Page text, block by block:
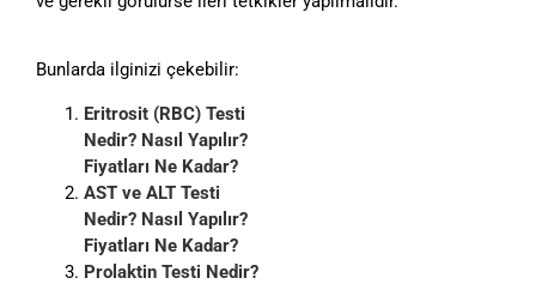
Bunlarda ilginizi çekebilir:
Eritrosit (RBC) Testi
Nedir? Nasıl Yapılır?
Fiyatları Ne Kadar?
AST ve ALT Testi
Nedir? Nasıl Yapılır?
Fiyatları Ne Kadar?
Prolaktin Testi Nedir?